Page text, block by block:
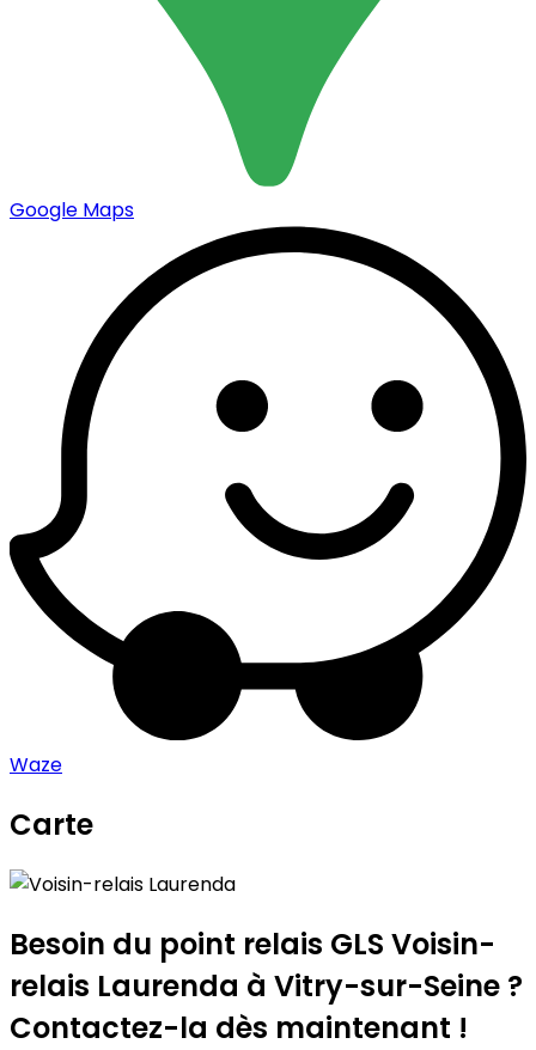
Google Maps
Waze
Carte
Voisin-relais Laurenda
+
−
Besoin du point relais GLS Voisin-
relais Laurenda à Vitry-sur-Seine ?
Contactez-la dès maintenant !